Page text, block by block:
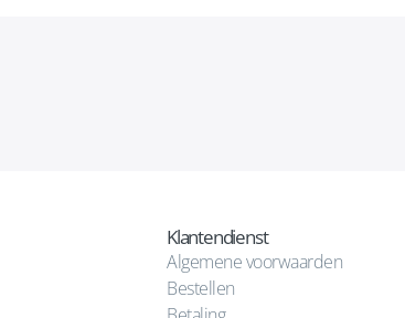
Klantendienst
Algemene voorwaarden
Bestellen